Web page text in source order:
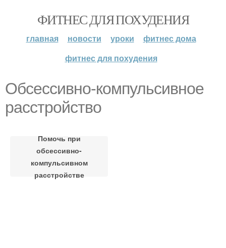
ФИТНЕС ДЛЯ ПОХУДЕНИЯ
главная новости уроки
фитнес дома
фитнес для похудения
Обсессивно-компульсивное
расстройство
Помочь при
обсессивно-
компульсивном
расстройстве